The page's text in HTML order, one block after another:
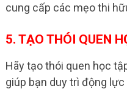
cung cấp các mẹo thi
5. TẠO THÓI QUEN
Hãy tạo thói quen học
giúp bạn duy trì động